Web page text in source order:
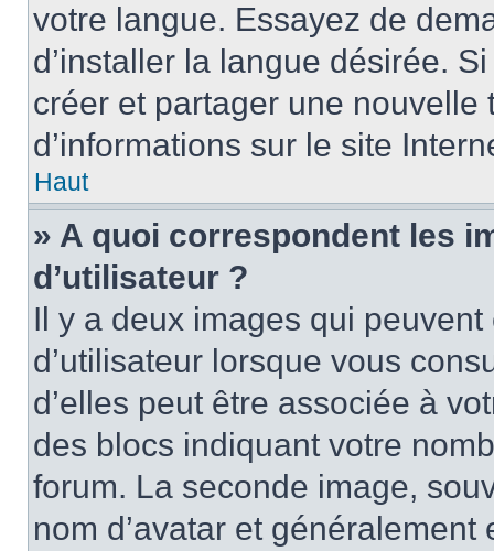
votre langue. Essayez de
d’installer la langue désirée.
créer et partager une
d’informations sur le site
Haut
» A quoi correspondent les
d’utilisateur ?
Il y a deux images qui
d’utilisateur lorsque vous
d’elles peut être associée à
des blocs indiquant votre
forum. La seconde image,
nom d’avatar et